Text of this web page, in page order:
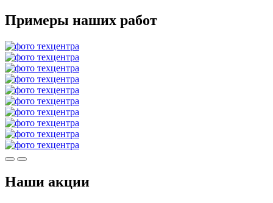
Примеры наших работ
Наши акции